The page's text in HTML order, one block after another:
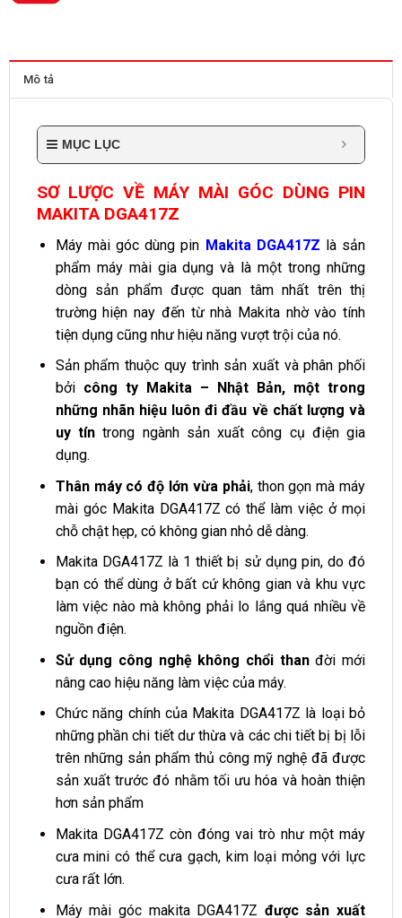
Mô tả
MỤC LỤC
SƠ LƯỢC VỀ MÁY MÀI GÓC DÙNG PIN
MAKITA DGA417Z
Máy mài góc dùng pin Makita DGA417Z là sản
phẩm máy mài gia dụng và là một trong những
dòng sản phẩm được quan tâm nhất trên thị
trường hiện nay đến từ nhà Makita nhờ vào tính
tiện dụng cũng như hiệu năng vượt trội của nó.
Sản phẩm thuộc quy trình sản xuất và phân phối
bởi công ty Makita – Nhật Bản, một trong
những nhãn hiệu luôn đi đầu về chất lượng và
uy tín trong ngành sản xuất công cụ điện gia
dụng.
Thân máy có độ lớn vừa phải, thon gọn mà máy
mài góc Makita DGA417Z có thể làm việc ở mọi
chỗ chật hẹp, có không gian nhỏ dễ dàng.
Makita DGA417Z là 1 thiết bị sử dụng pin, do đó
bạn có thể dùng ở bất cứ không gian và khu vực
làm việc nào mà không phải lo lắng quá nhiều về
nguồn điện.
Sử dụng công nghệ không chổi thanđời mới
nâng cao hiệu năng làm việc của máy.
Chức năng chính của Makita DGA417Z là loại bỏ
những phần chi tiết dư thừa và các chi tiết bị bị lỗi
trên những sản phẩm thủ công mỹ nghệ đã được
sản xuất trước đó nhằm tối ưu hóa và hoàn thiện
hơn sản phẩm
Makita DGA417Z còn đóng vai trò như một máy
cưa mini có thể cưa gạch, kim loại mỏng với lực
cưa rất lớn.
Máy mài góc makita DGA417Z được sản xuất